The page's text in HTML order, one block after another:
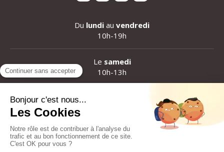
Du lundi au vendredi
10h-19h
Le samedi
10h-13h
Création et référencement du site par Simplébo